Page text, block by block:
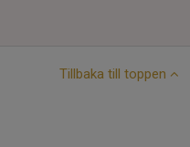
Tillbaka till toppen